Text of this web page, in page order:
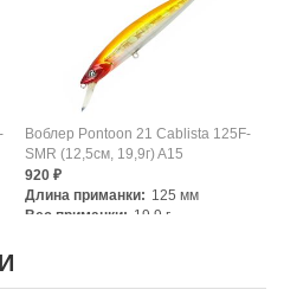
Воблер Pontoon 21 Cablista 125F-
SMR (12,5см, 19,9г) A15
920 ₽
Длина приманки: 125 мм
Вес приманки: 19.9 г